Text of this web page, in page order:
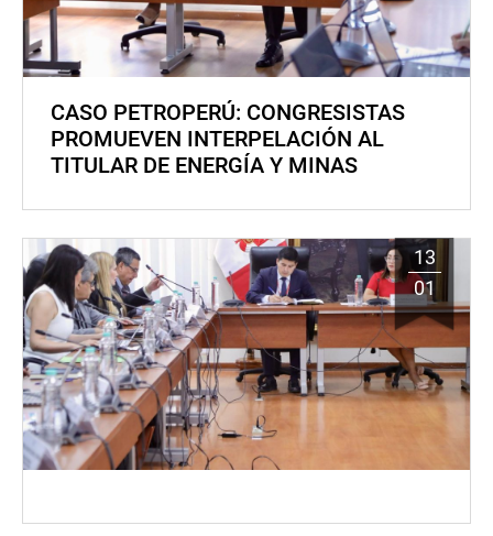
CASO PETROPERÚ: CONGRESISTAS
PROMUEVEN INTERPELACIÓN AL
TITULAR DE ENERGÍA Y MINAS
13
01